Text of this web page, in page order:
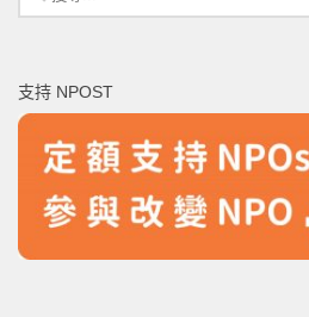
尋
字:
支持 NPOST